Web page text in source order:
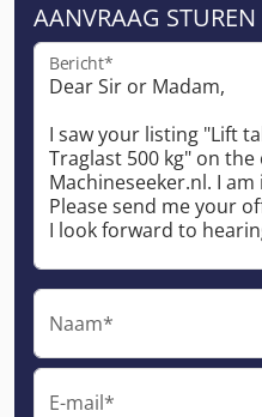
AANVRAAG STUREN
Bericht*
Naam*
E-mail*